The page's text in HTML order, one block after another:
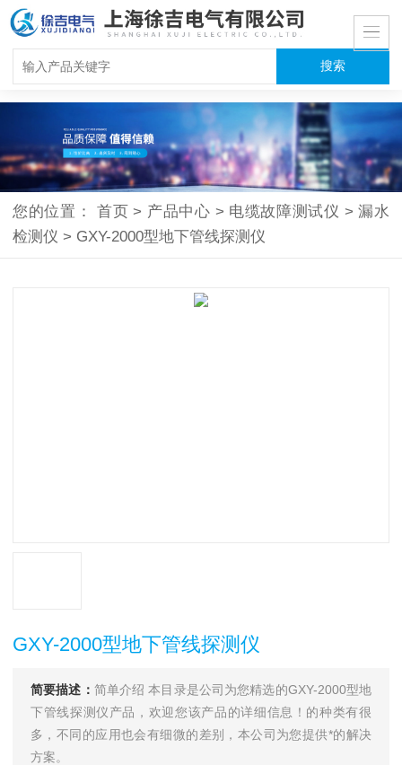
您的位置： 首页 > 产品中心 > 电缆故障测试仪 > 漏水
检测仪 > GXY-2000型地下管线探测仪
GXY-2000型地下管线探测仪
简要描述： 简单介绍 本目录是公司为您精选的GXY-2000型地
下管线探测仪产品，欢迎您该产品的详细信息！的种类有很
多，不同的应用也会有细微的差别，本公司为您提供*的解决
方案。